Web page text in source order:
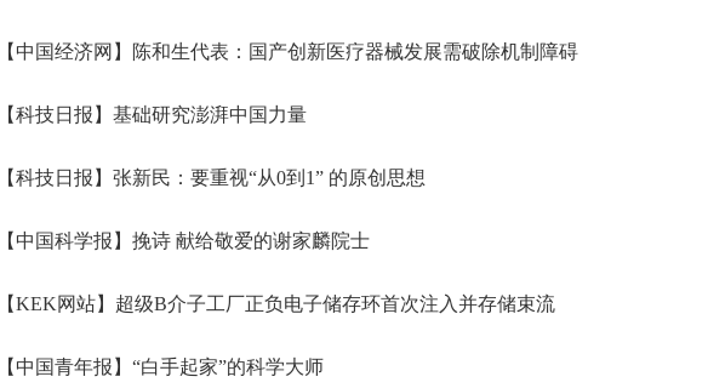
【中国经济网】陈和生代表：国产创新医疗器械发展需破除机制障碍
【科技日报】基础研究澎湃中国力量
【科技日报】张新民：要重视“从0到1” 的原创思想
【中国科学报】挽诗 献给敬爱的谢家麟院士
【KEK网站】超级B介子工厂正负电子储存环首次注入并存储束流
【中国青年报】“白手起家”的科学大师